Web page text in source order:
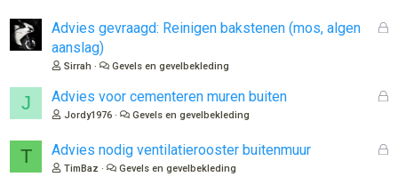
G
o
Advies gevraagd: Reinigen bakstenen (mos, algen
aanslag)
Sirrah Gevels en gevelbekleding
J
G
Advies voor cementeren muren buiten
Jordy1976 Gevels en gevelbekleding
T
G
Advies nodig ventilatierooster buitenmuur
TimBaz Gevels en gevelbekleding